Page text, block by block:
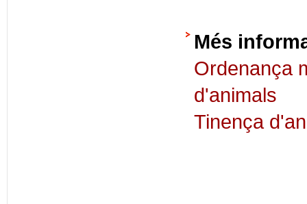
Més
Ordenança
d'animals
Tinença